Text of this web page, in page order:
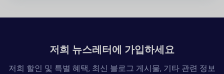
저희 뉴스레터에 가입하세요
저희 할인 및 특별 혜택, 최신 블로그 게시물, 기타 관련 정보